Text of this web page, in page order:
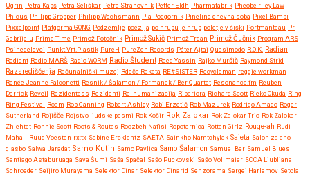
Ugrin Petra Kapš Petra Seliškar Petra Strahovnik Petter Eldh Pharmafabrik Pheobe riley Law
Phicus Philipp Gropper Philipp Wachsmann Pia Podgornik Pinelina dnevna soba Pixel Bambi
Pixxelpoint Platgorma GONG Podzemlje poezija po hrupu je hrup poletje v šiški Portmänteau Pr'
Gabrijelu Prime Time Primož Potočnik Primož Sukič Primož Trdan Primož Čučnik Program ARS
Psihedelavci Punkt.Vrt.Plastik PureH PureZen Records Péter Ajtai Quasimodo R.O.K.
Radian
Radiant Radio MARŠ Radio WORM Radio Študent Raed Yassin Rajko Muršič Raymond Strid
Razsrediščenja Računalniški muzej Rdeča Raketa RE#SISTER Recycleman reggie workman
Renée Jeanne Falconetti Resnik / Šalamon / Formanek / Ber Quartet Resonance.fm Reuben
Derrick Reveil Rezidentess Rezidenti Re_humanizacija Riberiora Richard Scott Rieko Okuda Ring
Ring Festival Roam Rob Canning Robert Ashley Robi Erzetič Rob Mazurek Rodrigo Amado Roger
Sutherland Rojišče Rojstvo ljudske pesmi Rok Košir Rok Zalokar Rok Zalokar Trio Rok Zalokar
Zhlehtet Ronnie Scott Roots & Routes Roozbeh Nafisi Ropotarnica Rotten Girlz Rouge-ah Rudi
Mahall Ruud Voesten rx:tx Sabine Ercklentz SAETA Sainkho Namtchylak Sajeta Salon za eno
glasbo Salwa Jaradat Samo Kutin Samo Pavlica Samo Šalamon Samuel Ber Samuel Blues
Santiago Astaburuaga Sava Šumi Saša Spačal Sašo Puckovski Sašo Vollmaier SCCA Ljubljana
Schroeder Seijiro Murayama Selektor Dinar Selektor Dinarid Senzorama Sergej Harlamov Setola